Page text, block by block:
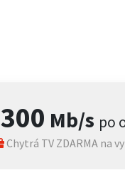
300 Mb/s po
Chytrá TV ZDARMA na